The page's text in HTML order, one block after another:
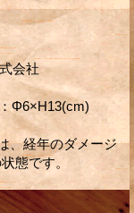
会社
Φ6×H13(cm)
経年のダメージ
態です。